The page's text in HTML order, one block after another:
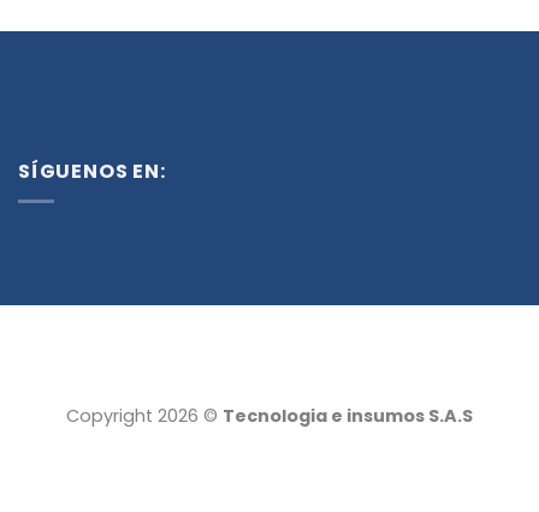
SÍGUENOS EN:
Copyright 2026 © Tecnologia e insumos S.A.S